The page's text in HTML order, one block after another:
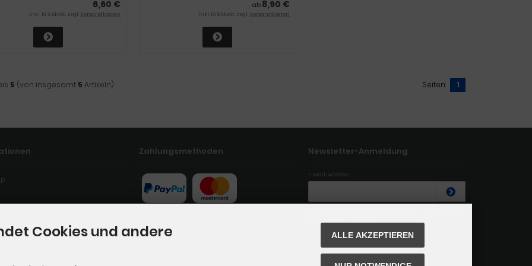
6,60 €
inkl. 19 % MwSt. zzgl.Versandkosten
ab 8,90 €
inkl. 19 % MwSt. zzgl.Versandkosten
5 (von insgesamt 5 Artikeln) Seiten: 1
Zahlungsmethoden Newsletter-Anmeldung
E-Mail-Adresse:
Cookies und andere
ALLE AKZEPTIEREN